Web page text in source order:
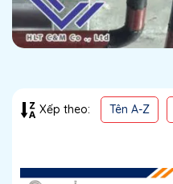
Xếp theo: Tên A-Z